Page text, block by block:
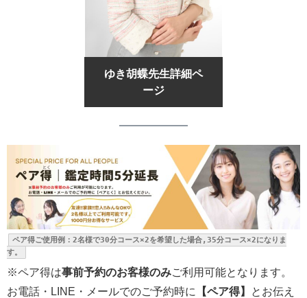
ゆき胡蝶先生詳細ペ
ージ
ペア得ご使用例：2名様で30分コース×2を希望した場合,35分コース×2になりま
す。
※ペア得は事前予約のお客様のみご利用可能となります。
お電話・LINE・メールでのご予約時に
【ペア得】
とお伝え